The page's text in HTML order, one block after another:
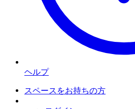
ヘルプ
スペースをお持ちの方